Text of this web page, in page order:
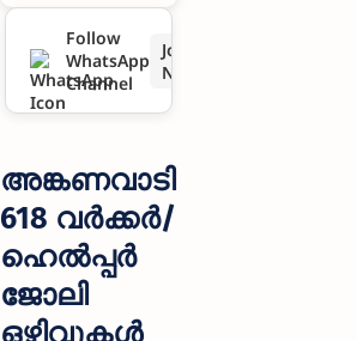
Follow
WhatsApp
Channel
Join
Now
അങ്കണവാടി
618 വർക്കർ/
ഹെൽപ്പർ
ജോലി
ഒഴിവുകൾ